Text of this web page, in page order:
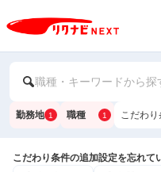
職種・キーワードから探
勤務地 1 職種 1 こだわり
こだわり条件の追加設定を忘れて